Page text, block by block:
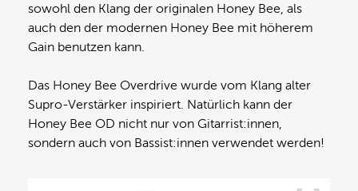
sowohl den Klang der originalen Honey Bee, als
auch den der modernen Honey Bee mit höherem
Gain benutzen kann.
Das Honey Bee Overdrive wurde vom Klang alter
Supro-Verstärker inspiriert. Natürlich kann der
Honey Bee OD nicht nur von Gitarrist:innen,
sondern auch von Bassist:innen verwendet werden!